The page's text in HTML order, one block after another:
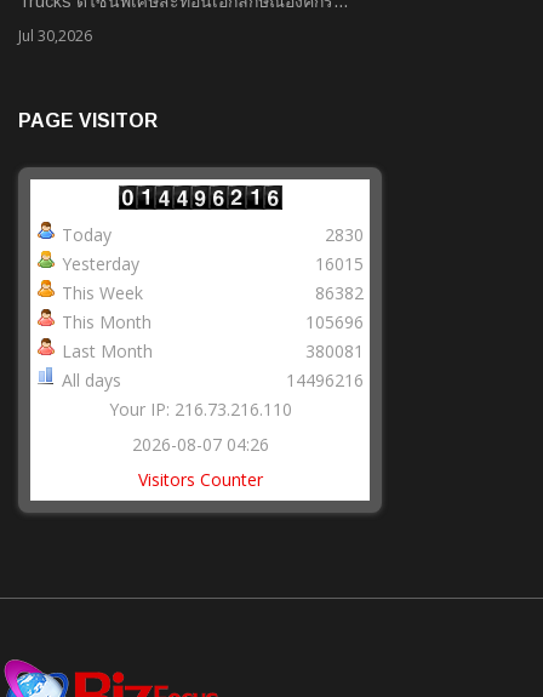
Jul 30,2026
PAGE VISITOR
Today
Yesterday
This Week
This Month
Last Month
All days
2830
16015
86382
105696
380081
14496216
Your IP: 216.73.216.110
2026-08-07 04:26
Visitors Counter